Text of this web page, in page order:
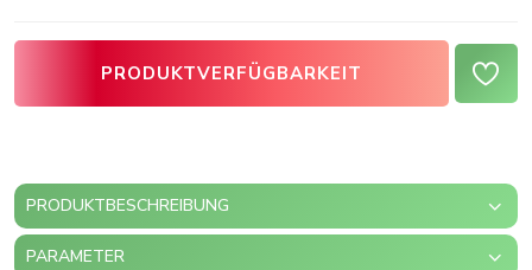
PRODUKTVERFÜGBARKEIT
PRODUKTBESCHREIBUNG
PARAMETER